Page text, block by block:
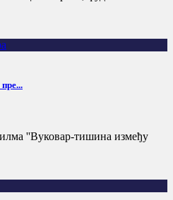
''Вуковар-тишина између